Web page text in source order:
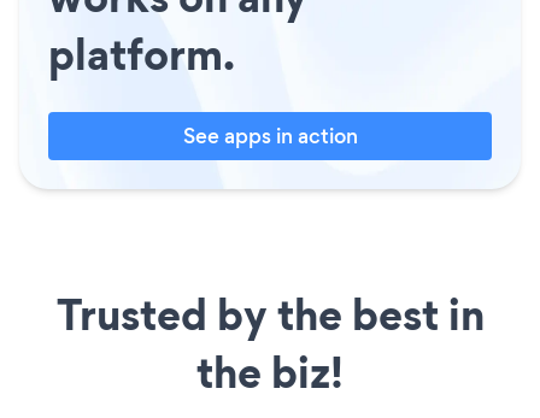
platform.
See apps in action
Trusted by the best in
the biz!